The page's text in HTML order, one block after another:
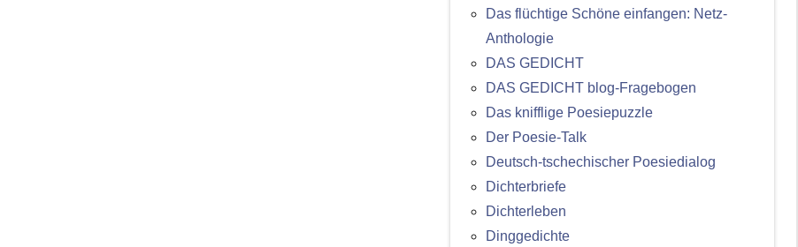
Das flüchtige Schöne einfangen: Netz-
Anthologie
DAS GEDICHT
DAS GEDICHT blog-Fragebogen
Das knifflige Poesiepuzzle
Der Poesie-Talk
Deutsch-tschechischer Poesiedialog
Dichterbriefe
Dichterleben
Dinggedichte